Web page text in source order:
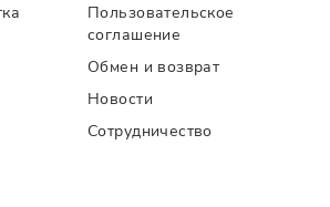
Пользовательское
соглашение
Обмен и возврат
Новости
Сотрудничество